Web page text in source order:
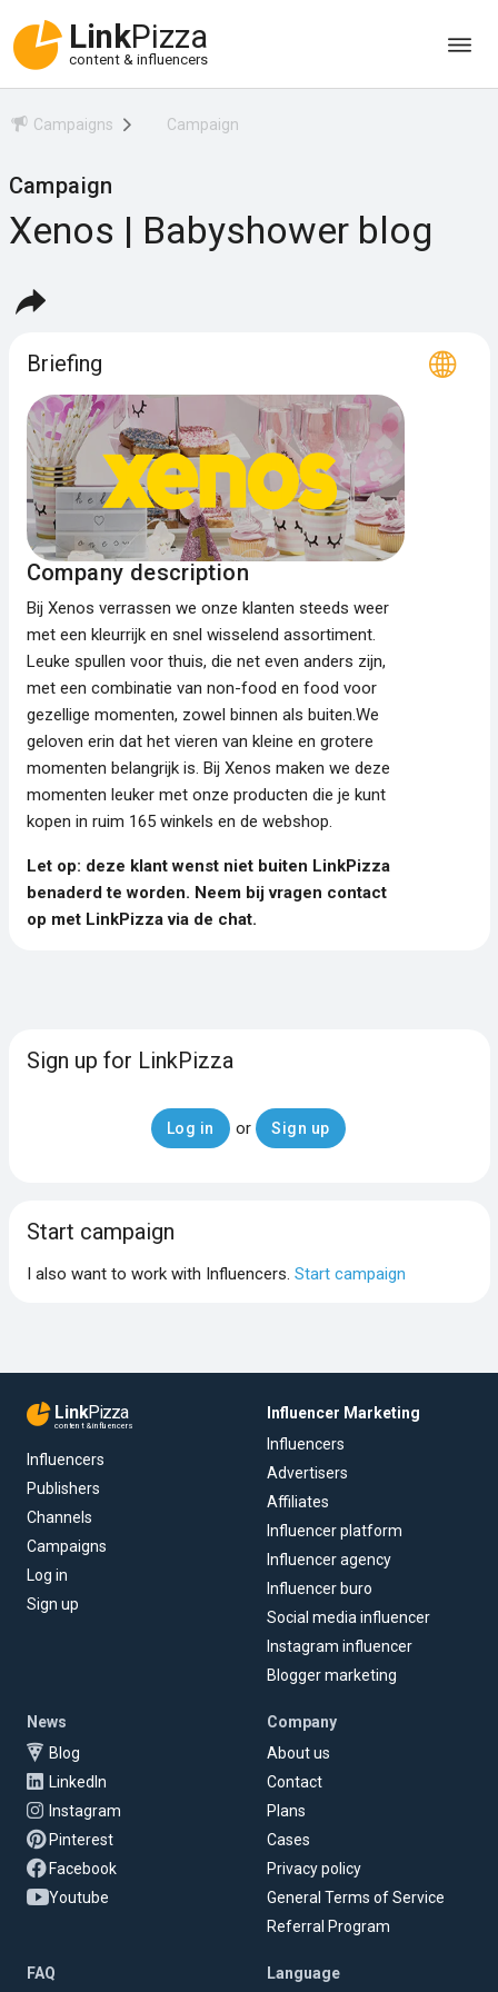
LinkPizza
content & influencers
Campaigns Campaign
Campaign
Xenos | Babyshower blog
Briefing
Company description
Bij Xenos verrassen we onze klanten steeds weer
met een kleurrijk en snel wisselend assortiment.
Leuke spullen voor thuis, die net even anders zijn,
met een combinatie van non-food en food voor
gezellige momenten, zowel binnen als buiten.We
geloven erin dat het vieren van kleine en grotere
momenten belangrijk is. Bij Xenos maken we deze
momenten leuker met onze producten die je kunt
kopen in ruim 165 winkels en de webshop.
Let op: deze klant wenst niet buiten LinkPizza
benaderd te worden. Neem bij vragen contact
op met LinkPizza via de chat.
Sign up for LinkPizza
Log in or Sign up
Start campaign
I also want to work with Influencers. Start campaign
LinkPizza
content & influencers
Influencers
Publishers
Channels
Campaigns
Log in
Sign up
Influencer Marketing
Influencers
Advertisers
Affiliates
Influencer platform
Influencer agency
Influencer buro
Social media influencer
Instagram influencer
Blogger marketing
News
Blog
LinkedIn
Instagram
Pinterest
Facebook
Youtube
Company
About us
Contact
Plans
Cases
Privacy policy
General Terms of Service
Referral Program
FAQ Language